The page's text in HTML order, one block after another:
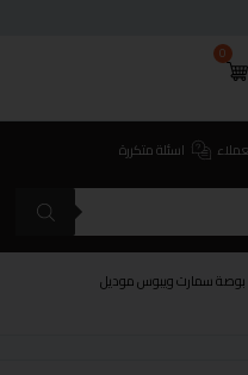
0
اسئلة متكررة
/ شاشة توشيرو 55 بوصة سمارت ويبوس موديل